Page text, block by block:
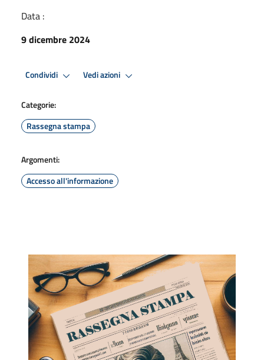
Data :
9 dicembre 2024
Condividi Vedi azioni
Categorie:
Rassegna stampa
Argomenti:
Accesso all'informazione